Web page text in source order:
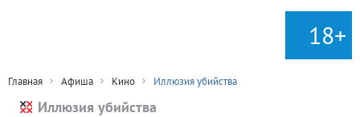
18+
Главная Афиша Кино Иллюзия убийства
Иллюзия убийства